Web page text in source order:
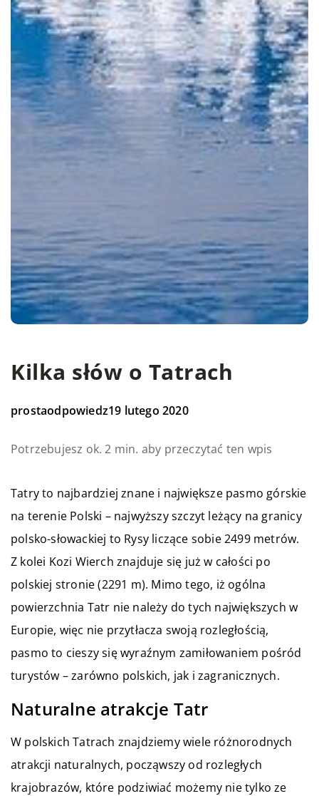
Kilka słów o Tatrach
prostaodpowiedz19 lutego 2020
Potrzebujesz ok. 2 min. aby przeczytać ten wpis
Tatry to najbardziej znane i największe pasmo górskie
na terenie Polski – najwyższy szczyt leżący na granicy
polsko-słowackiej to Rysy liczące sobie 2499 metrów.
Z kolei Kozi Wierch znajduje się już w całości po
polskiej stronie (2291 m). Mimo tego, iż ogólna
powierzchnia Tatr nie należy do tych największych w
Europie, więc nie przytłacza swoją rozległością,
pasmo to cieszy się wyraźnym zamiłowaniem pośród
turystów – zarówno polskich, jak i zagranicznych.
Naturalne atrakcje Tatr
W polskich Tatrach znajdziemy wiele różnorodnych
atrakcji naturalnych, począwszy od rozległych
krajobrazów, które podziwiać możemy nie tylko ze